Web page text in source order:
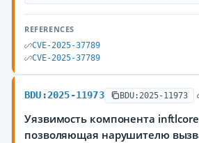
REFERENCES
CVE-2025-37789
CVE-2025-37789
BDU:2025-11973 BDU:2025-11973
Уязвимость компонента
позволяющая нарушителю